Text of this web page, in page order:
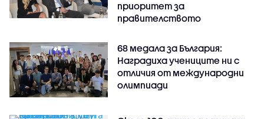
приоритет за
правителството
68 медала за България:
Наградиха учениците ни с
отличия от международни
олимпиади